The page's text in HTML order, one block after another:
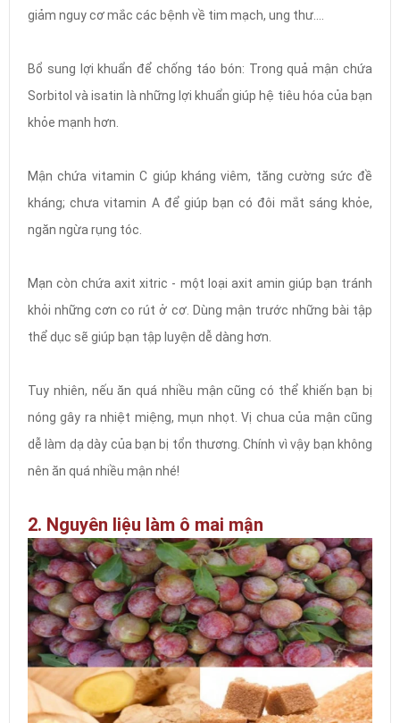
giảm nguy cơ mắc các bệnh về tim mạch, ung thư....
Bổ sung lợi khuẩn để chống táo bón: Trong quả mận chứa
Sorbitol và isatin là những lợi khuẩn giúp hệ tiêu hóa của bạn
khỏe mạnh hơn.
Mận chứa vitamin C giúp kháng viêm, tăng cường sức đề
kháng; chưa vitamin A để giúp bạn có đôi mắt sáng khỏe,
ngăn ngừa rụng tóc.
Mạn còn chứa axit xitric - một loại axit amin giúp bạn tránh
khỏi những cơn co rút ở cơ. Dùng mận trước những bài tập
thể dục sẽ giúp bạn tập luyện dễ dàng hơn.
Tuy nhiên, nếu ăn quá nhiều mận cũng có thể khiến bạn bị
nóng gây ra nhiệt miệng, mụn nhọt. Vị chua của mận cũng
dễ làm dạ dày của bạn bị tổn thương. Chính vì vậy bạn không
nên ăn quá nhiều mận nhé!
2. Nguyên liệu làm ô mai mận